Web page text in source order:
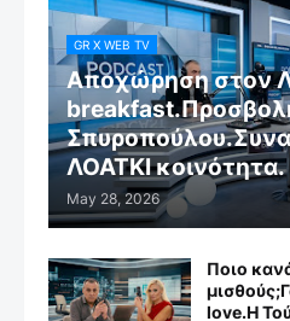
GR X WEB TV
Αποχώρηση στον
ΛΟΑΤΚΙ κοινότητα.
May 28, 2026
Ποιο
love.Η